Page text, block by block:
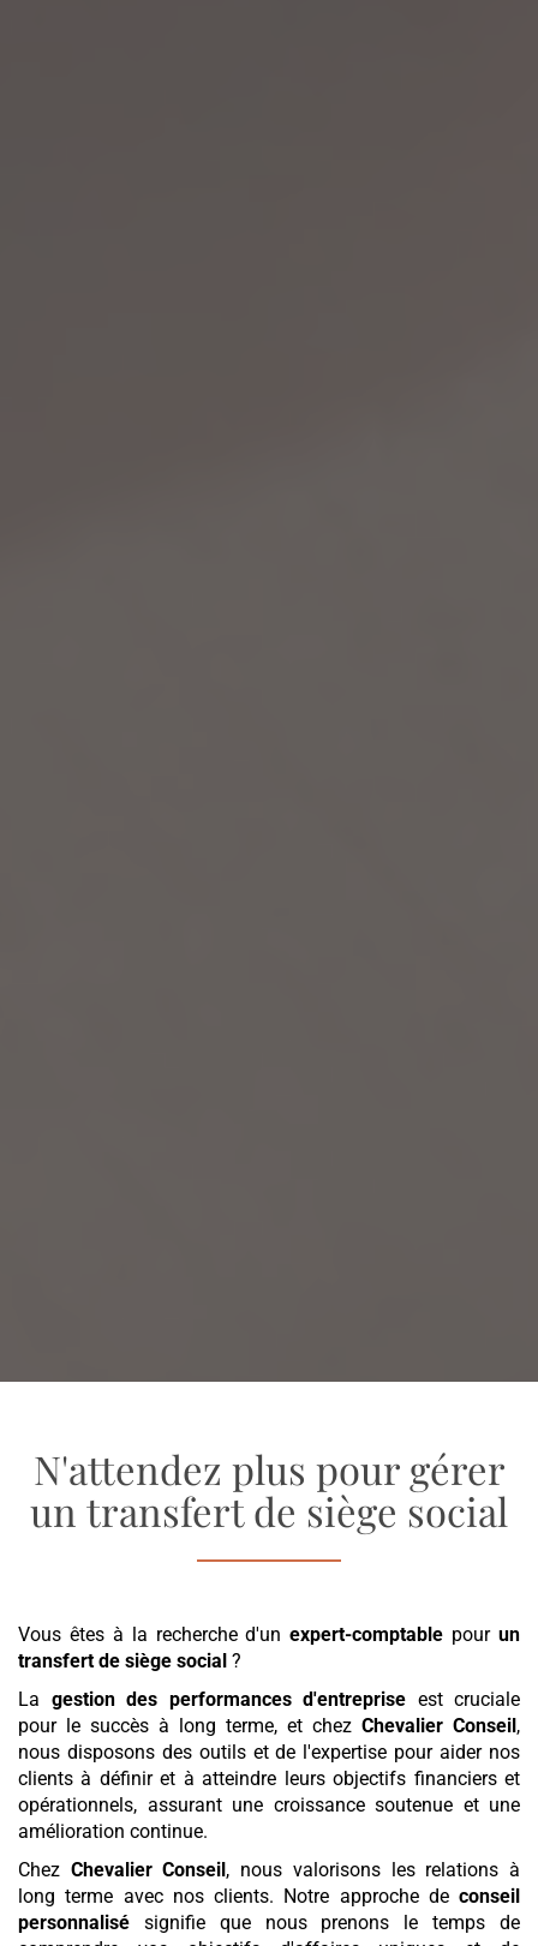
N'attendez plus pour gérer
un transfert de siège social
Vous êtes à la recherche d'unexpert-comptable pour un
transfert de siège social ?
La gestion des performances d'entreprise est cruciale
pour le succès à long terme, et chez Chevalier Conseil,
nous disposons des outils et de l'expertise pour aider nos
clients à définir et à atteindre leurs objectifs financiers et
opérationnels, assurant une croissance soutenue et une
amélioration continue.
Chez Chevalier Conseil, nous valorisons les relations à
long terme avec nos clients. Notre approche de conseil
personnalisé signifie que nous prenons le temps de